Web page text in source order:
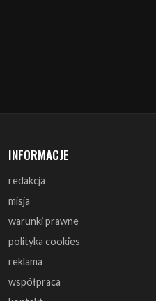
redakcja
warunki prawne
polityka cookies
reklama
współpraca
kontakt